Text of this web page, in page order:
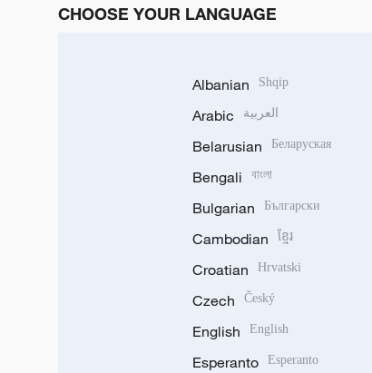
CHOOSE YOUR LANGUAGE
Albanian Shqip
Arabic العربية
Belarusian Беларуская
Bengali বাংলা
Bulgarian Български
Cambodian ខ្មែរ
Croatian Hrvatski
Czech Český
English English
Esperanto Esperanto